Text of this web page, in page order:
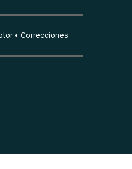
Correcciones